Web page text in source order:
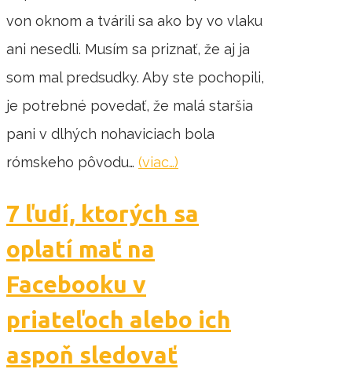
von oknom a tvárili sa ako by vo vlaku
ani nesedli. Musím sa priznať, že aj ja
som mal predsudky. Aby ste pochopili,
je potrebné povedať, že malá staršia
pani v dlhých nohaviciach bola
rómskeho pôvodu… (viac…)
7 ľudí, ktorých sa
oplatí mať na
Facebooku v
priateľoch alebo ich
aspoň sledovať